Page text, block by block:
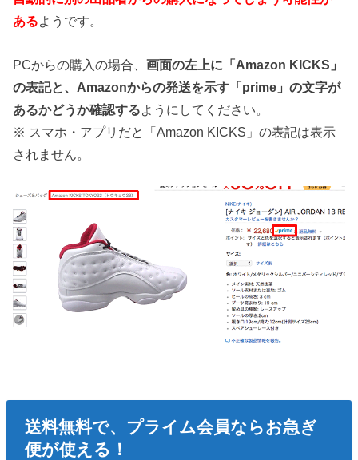
あるようです。
PCからの購入の場合、画面の左上に「Amazon KICKS」
の表記と、Amazonからの発送を示す「prime」の文字が
あるかどうか確認するようにしてください。
※ スマホ・アプリだと「Amazon KICKS」の表記は表示
されません。
送料無料で、プライム会員ならお急ぎ
便が使える！